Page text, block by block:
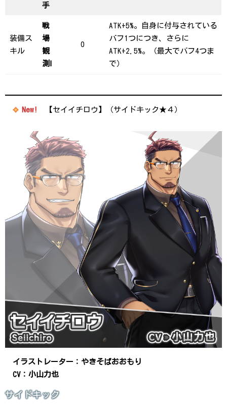
手
装備ス
キル
戦
場
観
測Ⅰ
0
ATK+5%。自身に付与されている
バフ1つにつき、さらに
ATK+2.5%。（最大でバフ4つま
で）
New! 【セイイチロウ】（サイドキック★４）
イラストレーター：やきそばおおもり
CV：小山力也
サイドキック